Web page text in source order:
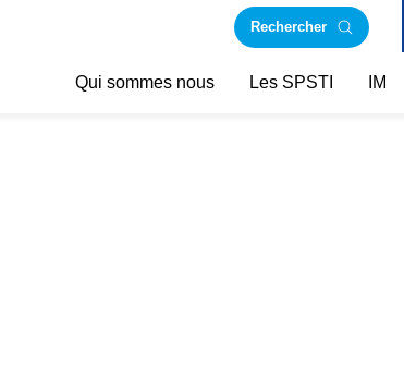
Rechercher
Qui sommes nous Les SPSTI IM